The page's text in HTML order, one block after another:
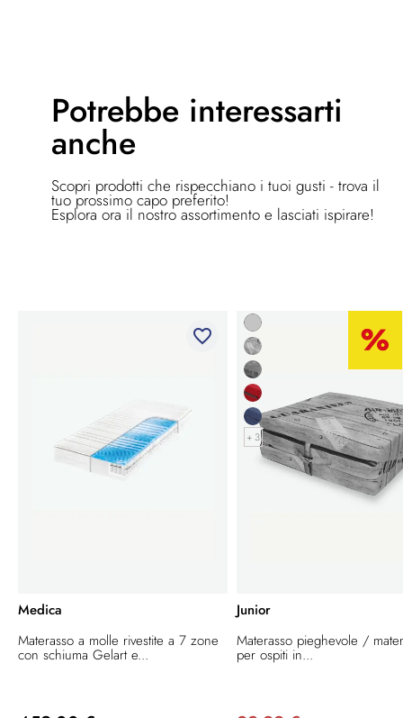
Potrebbe interessarti
anche
Scopri prodotti che rispecchiano i tuoi gusti - trova il
tuo prossimo capo preferito!
Esplora ora il nostro assortimento e lasciati ispirare!
favorite_border
Medica
Materasso a molle rivestite a 7 zone
con schiuma Gelart e...
+ 3
Junior
Materasso pieghevole /
per ospiti in...